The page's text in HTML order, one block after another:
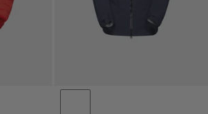
CLASIFICACIÓN